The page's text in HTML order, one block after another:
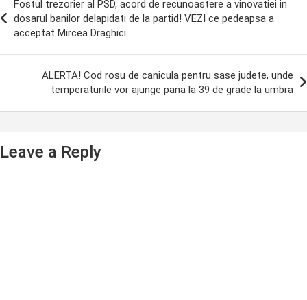
Fostul trezorier al PSD, acord de recunoastere a vinovatiei in
dosarul banilor delapidati de la partid! VEZI ce pedeapsa a
acceptat Mircea Draghici
ALERTA! Cod rosu de canicula pentru sase judete, unde
temperaturile vor ajunge pana la 39 de grade la umbra
Leave a Reply